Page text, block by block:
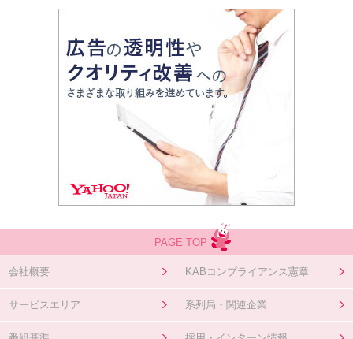
PAGE TOP
会社概要 KABコンプライアンス憲章
サービスエリア 系列局・関連企業